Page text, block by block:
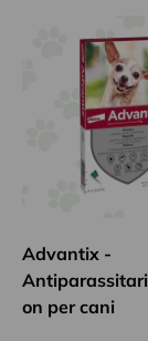
Advantix -
on per cani